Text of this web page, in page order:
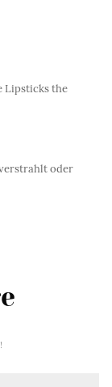
Lipsticks the
oder